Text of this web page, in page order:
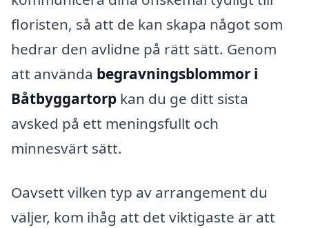
floristen, så att de kan skapa något som
hedrar den avlidne på rätt sätt. Genom
att använda begravningsblommor i
Båtbyggartorp kan du ge ditt sista
avsked på ett meningsfullt och
minnesvärt sätt.
Oavsett vilken typ av arrangement du
väljer, kom ihåg att det viktigaste är att